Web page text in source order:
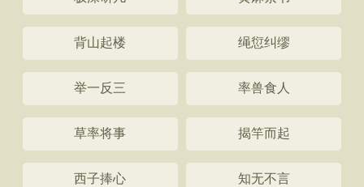
背山起楼 绳愆纠缪
举一反三 率兽食人
草率将事 揭竿而起
西子捧心 知无不言